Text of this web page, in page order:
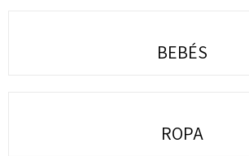
BEBÉS
ROPA